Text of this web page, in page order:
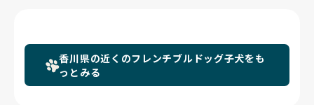
香川県の近くのフレンチブルドッグ子犬をも
っとみる